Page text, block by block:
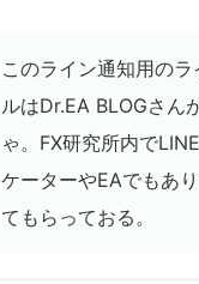
このライン通知用のラ
ルはDr.EA BLOGさん
ゃ。FX研究所内で
ケーターやEAでもあ
てもらっておる。